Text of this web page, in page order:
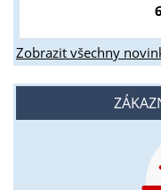
Zobrazit všechny